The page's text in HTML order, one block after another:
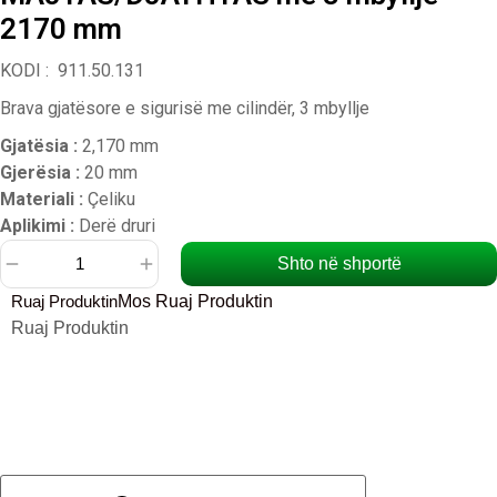
2170 mm
KODI : 911.50.131
Brava gjatësore e sigurisë me cilindër, 3 mbyllje
Gjatësia : 2,170 mm
Gjerësia : 20 mm
Materiali : Çeliku
Aplikimi : Derë druri
Bravë
gjatësore
Shto në shportë
Ruaj ProduktinMos Ruaj Produktin
Ruaj Produktin